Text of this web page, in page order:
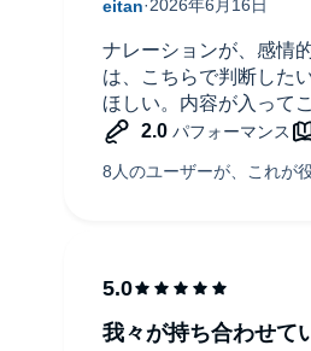
、根拠のある心の整え方がわかり
で「今ここ」に戻り、自分をしな
ナレーションが、感情
は、こちらで判断した
ほしい。内容が入ってこ
我々が持ち合わせて